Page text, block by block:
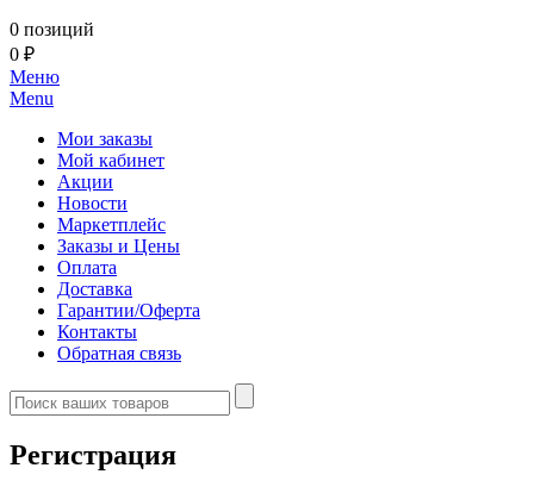
0 позиций
0 ₽
Меню
Menu
Мои заказы
Мой кабинет
Акции
Новости
Маркетплейс
Заказы и Цены
Оплата
Доставка
Гарантии/Оферта
Контакты
Обратная связь
Регистрация